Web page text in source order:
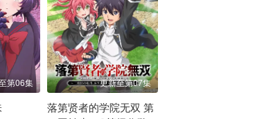
第06集 更新至第07集
落第贤者的学院无双 第